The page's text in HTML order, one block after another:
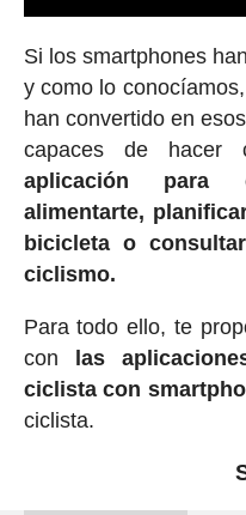
Si los smartphones
y como lo
han convertido en
capaces de
aplicación para
alimentarte,
bicicleta o
ciclismo.
Para todo ello, te
con las
ciclista con
ciclista.